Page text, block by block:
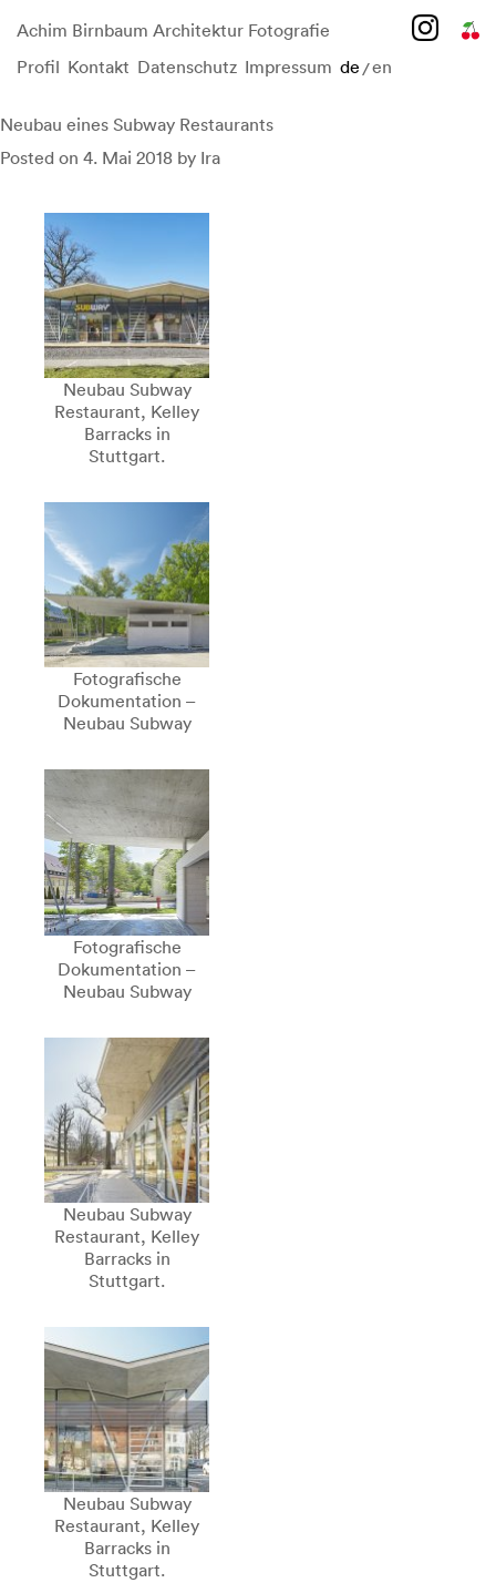
Achim Birnbaum Architektur Fotografie
Profil Kontakt Datenschutz Impressum de/en
Skip
content
Neubau eines Subway Restaurants
Posted on 4. Mai 2018 by Ira
Neubau Subway
Restaurant, Kelley
Barracks in
Stuttgart.
Fotografische
Dokumentation –
Neubau Subway
Fotografische
Dokumentation –
Neubau Subway
Neubau Subway
Restaurant, Kelley
Barracks in
Stuttgart.
Neubau Subway
Restaurant, Kelley
Barracks in
Stuttgart.